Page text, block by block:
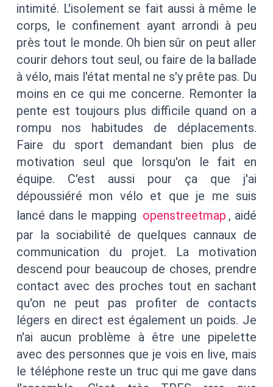
intimité. L'isolement se fait aussi à même le
corps, le confinement ayant arrondi à peu
près tout le monde. Oh bien sûr on peut aller
courir dehors tout seul, ou faire de la ballade
à vélo, mais l'état mental ne s'y prête pas. Du
moins en ce qui me concerne. Remonter la
pente est toujours plus difficile quand on a
rompu nos habitudes de déplacements.
Faire du sport demandant bien plus de
motivation seul que lorsqu'on le fait en
équipe. C'est aussi pour ça que j'ai
dépoussiéré mon vélo et que je me suis
lancé dans le mapping openstreetmap , aidé
par la sociabilité de quelques cannaux de
communication du projet. La motivation
descend pour beaucoup de choses, prendre
contact avec des proches tout en sachant
qu'on ne peut pas profiter de contacts
légers en direct est également un poids. Je
n'ai aucun problème à être une pipelette
avec des personnes que je vois en live, mais
le téléphone reste un truc qui me gave dans